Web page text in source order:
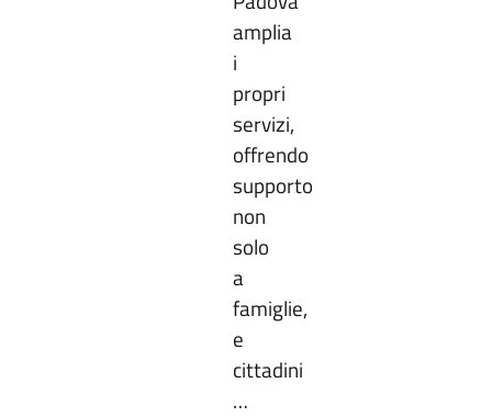
amplia
i
propri
servizi,
offrendo
supporto
non
solo
a
famiglie,
e
cittadini
…